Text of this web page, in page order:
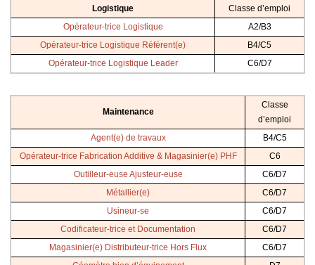
Logistique
Classe d’emploi
Opérateur-trice Logistique
A2/B3
Opérateur-trice Logistique Référent(e)
B4/C5
Opérateur-trice Logistique Leader
C6/D7
Maintenance
Classe
d’emploi
Agent(e) de travaux
B4/C5
Opérateur-trice Fabrication Additive & Magasinier(e) PHF
C6
Outilleur-euse Ajusteur-euse
C6/D7
Métallier(e)
C6/D7
Usineur-se
C6/D7
Codificateur-trice et Documentation
C6/D7
Magasinier(e) Distributeur-trice Hors Flux
C6/D7